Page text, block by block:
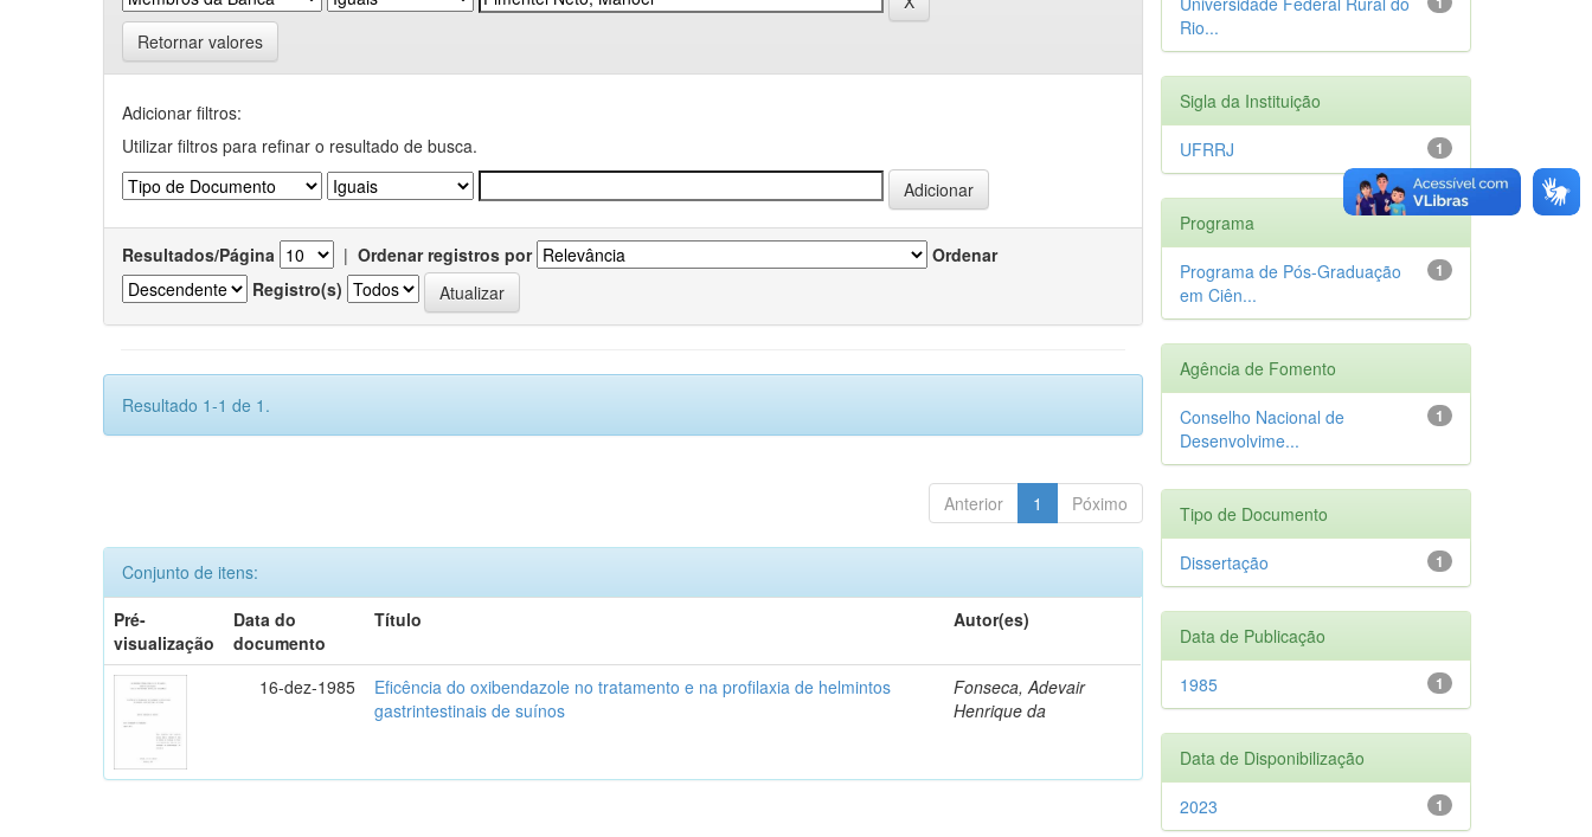
Retornar valores
Adicionar filtros:
Utilizar filtros para refinar o resultado de busca.
Resultados/Página | Ordenar registros por
Ordenar
Registro(s)
Resultado 1-1 de 1.
Anterior 1 Póximo
Conjunto de itens:
Pré-
visualização
Data do
documento
Título Autor(es)
16-dez-1985
Eficência do oxibendazole no tratamento e na profilaxia de helmintos
gastrintestinais de suínos
Fonseca, Adevair
Henrique da
Rio...
Sigla da Instituição
1
UFRRJ
Programa
1
Programa de Pós-Graduação
em Ciên...
Agência de Fomento
1
Conselho Nacional de
Desenvolvime...
Tipo de Documento
1
Dissertação
Data de Publicação
1
1985
Data de Disponibilização
1
2023